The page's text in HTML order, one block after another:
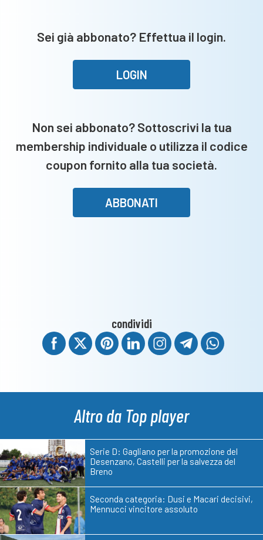
Sei già abbonato? Effettua il login.
LOGIN
Non sei abbonato? Sottoscrivi la tua
membership individuale o utilizza il codice
coupon fornito alla tua società.
ABBONATI
condividi
Altro da Top player
Serie D: Gagliano per la promozione del
Desenzano, Castelli per la salvezza del
Breno
Seconda categoria: Dusi e Macari decisivi,
Mennucci vincitore assoluto